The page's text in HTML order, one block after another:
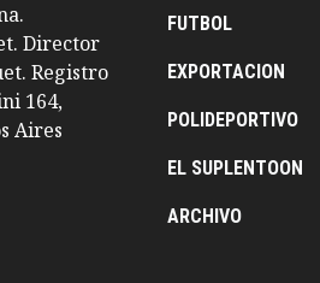
Director
Registro
164,
Aires
FUTBOL
EXPORTACION
POLIDEPORTIVO
EL SUPLENTOON
ARCHIVO